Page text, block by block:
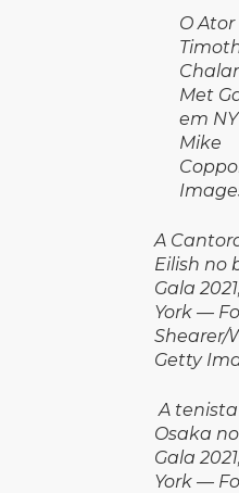
O Ator
Met
em
Mike
A
Eilish no
Gala
York —
Shearer/
Getty
A
Osaka
Gala
York —